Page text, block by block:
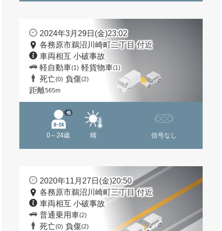
2024年3月29日(金)23:02
各務原市鵜沼川崎町二丁目 付近
車両相互 小破事故
軽自動車(1) 軽貨物車(1)
死亡(0) 負傷(2)
距離565m
0～24歳
他
晴 信号なし
2020年11月27日(金)20:50
各務原市鵜沼川崎町三丁目 付近
車両相互 小破事故
普通乗用車(2)
死亡(0) 負傷(2)